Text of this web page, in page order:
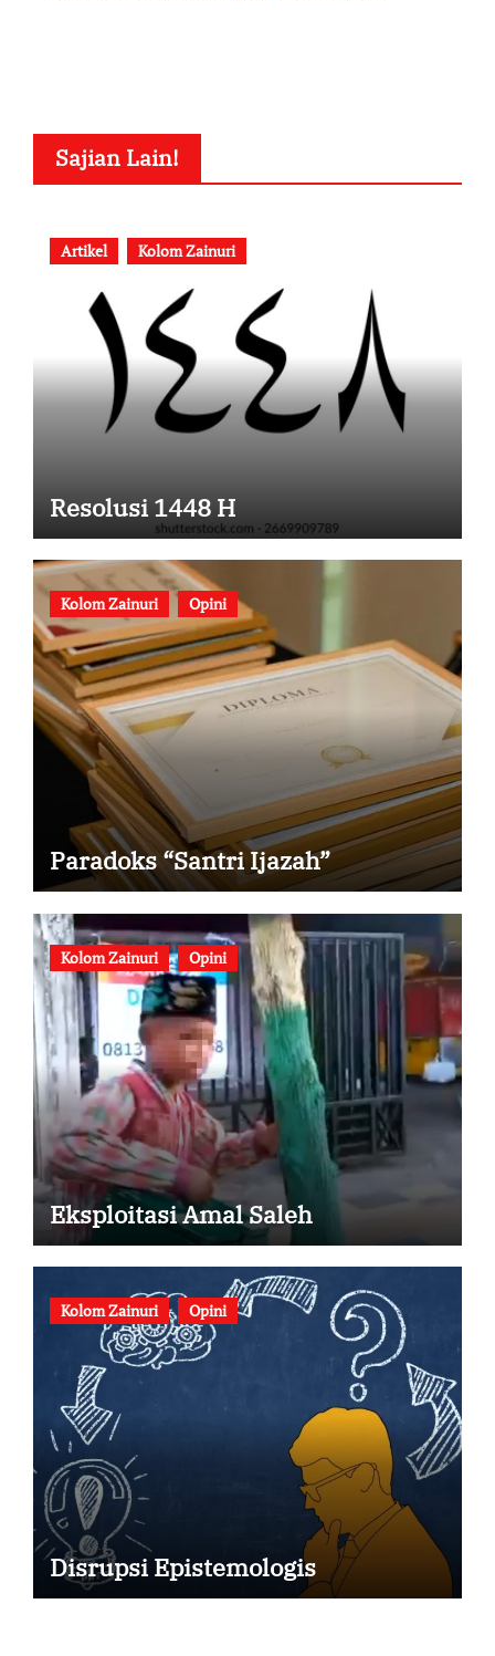
Sajian Lain!
Artikel Kolom Zainuri
Resolusi 1448 H
Kolom Zainuri Opini
Paradoks “Santri Ijazah”
Kolom Zainuri Opini
Eksploitasi Amal Saleh
Kolom Zainuri Opini
Disrupsi Epistemologis